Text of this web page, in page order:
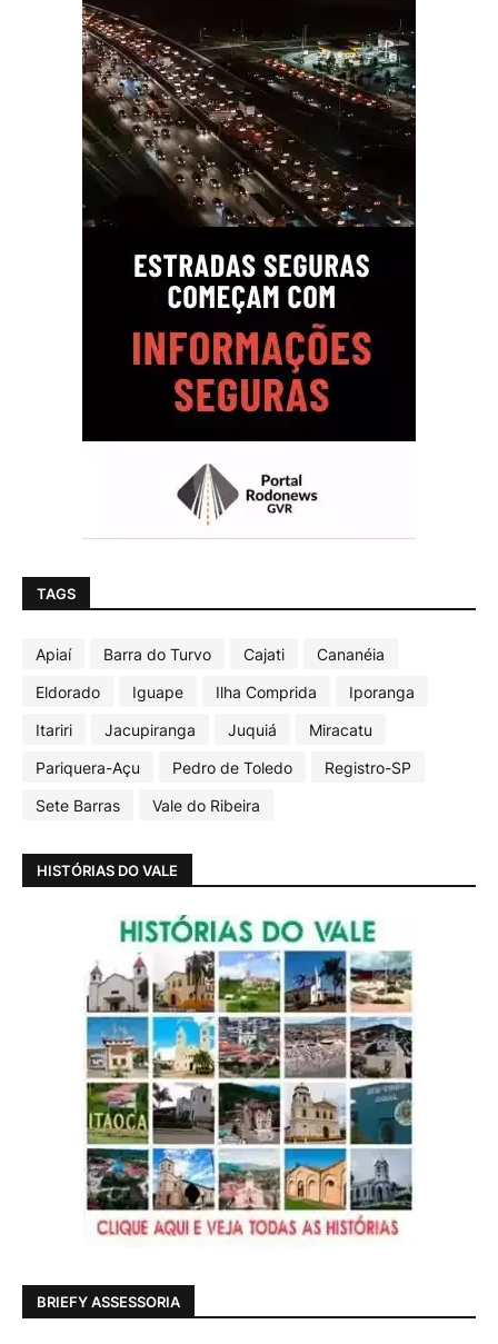
TAGS
Apiaí Barra do Turvo Cajati
Cananéia
Eldorado
Iguape Ilha Comprida
Iporanga
Itariri
Jacupiranga Juquiá
Miracatu
Pariquera-Açu
Pedro de Toledo
Registro-SP
Sete Barras
Vale do Ribeira
HISTÓRIAS DO VALE
BRIEFY ASSESSORIA